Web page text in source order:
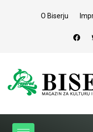
O Biserju